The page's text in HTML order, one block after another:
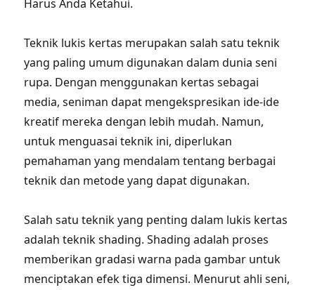
Harus Anda Ketahui.
Teknik lukis kertas merupakan salah satu teknik
yang paling umum digunakan dalam dunia seni
rupa. Dengan menggunakan kertas sebagai
media, seniman dapat mengekspresikan ide-ide
kreatif mereka dengan lebih mudah. Namun,
untuk menguasai teknik ini, diperlukan
pemahaman yang mendalam tentang berbagai
teknik dan metode yang dapat digunakan.
Salah satu teknik yang penting dalam lukis kertas
adalah teknik shading. Shading adalah proses
memberikan gradasi warna pada gambar untuk
menciptakan efek tiga dimensi. Menurut ahli seni,